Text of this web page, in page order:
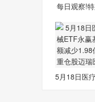
每日观察!
5月18日医